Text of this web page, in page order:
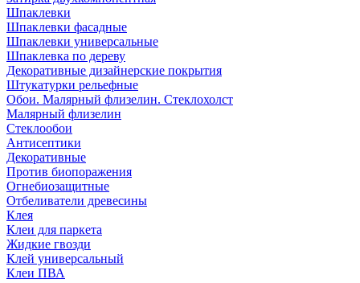
Шпаклевки
Шпаклевки фасадные
Шпаклевки универсальные
Шпаклевка по дереву
Декоративные дизайнерские покрытия
Штукатурки рельефные
Обои. Малярный флизелин. Стеклохолст
Малярный флизелин
Стеклообои
Антисептики
Декоративные
Против биопоражения
Огнебиозащитные
Отбеливатели древесины
Клея
Клеи для паркета
Жидкие гвозди
Клей универсальный
Клеи ПВА